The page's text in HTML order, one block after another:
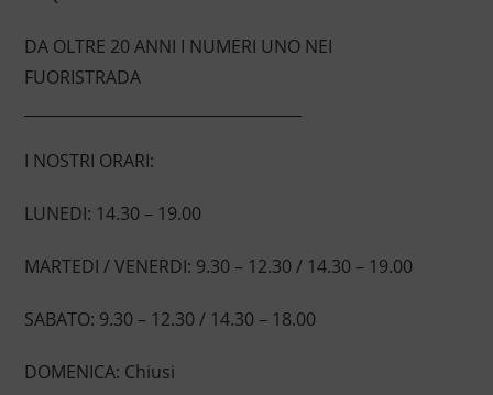
DA OLTRE 20 ANNI I NUMERI UNO NEI
FUORISTRADA
I NOSTRI ORARI:
LUNEDI: 14.30 – 19.00
MARTEDI / VENERDI: 9.30 – 12.30 / 14.30 – 19.00
SABATO: 9.30 – 12.30 / 14.30 – 18.00
DOMENICA: Chiusi